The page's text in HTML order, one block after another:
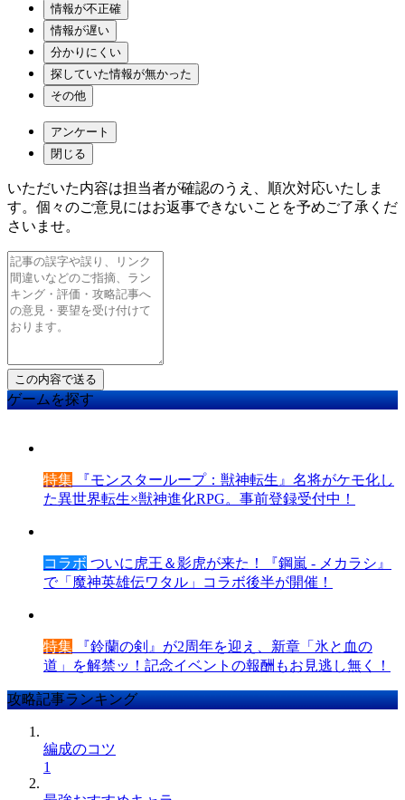
情報が不正確
情報が遅い
分かりにくい
探していた情報が無かった
その他
アンケート
閉じる
いただいた内容は担当者が確認のうえ、順次対応いたしま
す。個々のご意見にはお返事できないことを予めご了承くだ
さいませ。
ゲームを探す
特集 『モンスターループ：獣神転生』名将がケモ化し
た異世界転生×獣神進化RPG。事前登録受付中！
コラボ ついに虎王＆影虎が来た！『鋼嵐 - メカラシ』
で「魔神英雄伝ワタル」コラボ後半が開催！
特集 『鈴蘭の剣』が2周年を迎え、新章「氷と血の
道」を解禁ッ！記念イベントの報酬もお見逃し無く！
攻略記事ランキング
編成のコツ
1